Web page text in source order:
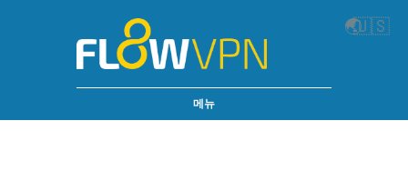
🌏🇺🇸
메뉴